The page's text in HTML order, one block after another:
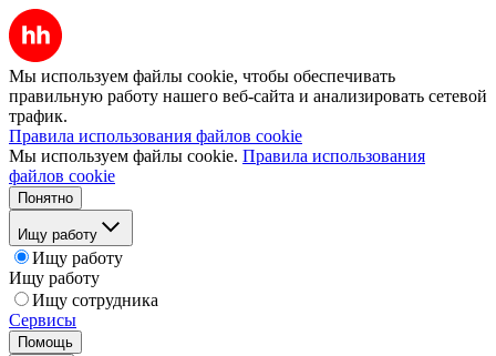
Мы используем файлы cookie, чтобы обеспечивать
правильную работу нашего веб-сайта и анализировать сетевой
трафик.
Правила использования файлов cookie
Мы используем файлы cookie. Правила использования
файлов cookie
Понятно
Ищу работу
Ищу работу
Ищу работу
Ищу сотрудника
Сервисы
Помощь